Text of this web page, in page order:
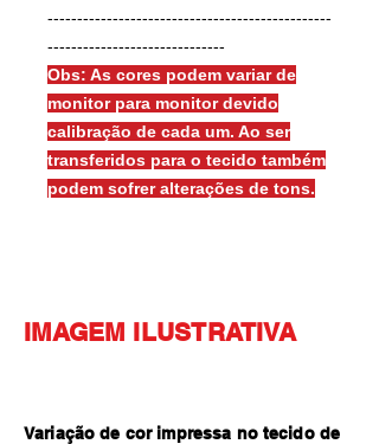
------------------------------------------------
------------------------------
Obs: As cores podem variar de
monitor para monitor devido
calibração de cada um. Ao ser
transferidos para o tecido também
podem sofrer alterações de tons.
IMAGEM ILUSTRATIVA
Variação de cor impressa no tecido de